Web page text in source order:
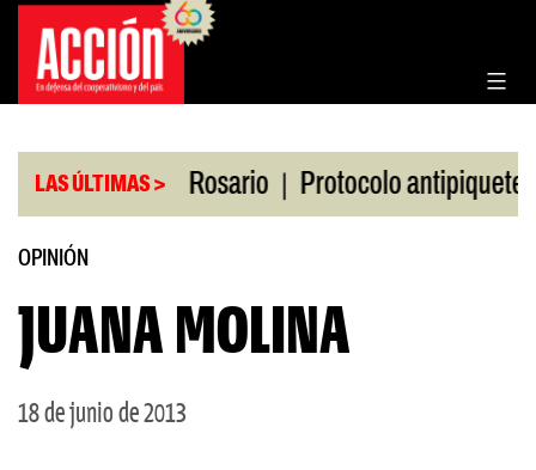
Saltar
contenido
LAS ÚLTIMAS >
la Bolsa de Rosario | Protocolo antipiquetes |
OPINIÓN
JUANA MOLINA
18 de junio de 2013